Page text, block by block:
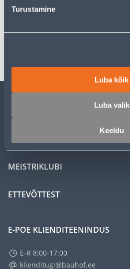
Turustamine
Luba kõik
Luba valik
Keeldu
MEISTRIKLUBI
ETTEVÕTTEST
E-POE KLIENDITEENINDUS
E-R 8:00-17:00
klienditugi@bauhof.ee